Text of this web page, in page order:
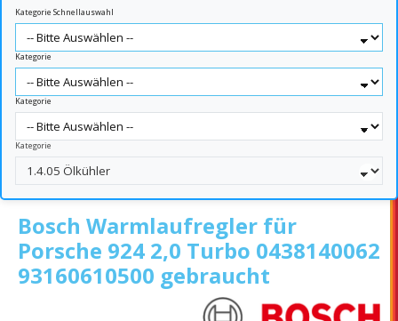
Kategorie Schnellauswahl
Kategorie
Kategorie
Kategorie
Bosch Warmlaufregler für
Porsche 924 2,0 Turbo 0438140062
93160610500 gebraucht